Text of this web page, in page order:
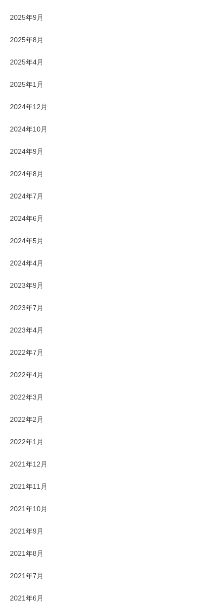
2025年9月
2025年8月
2025年4月
2025年1月
2024年12月
2024年10月
2024年9月
2024年8月
2024年7月
2024年6月
2024年5月
2024年4月
2023年9月
2023年7月
2023年4月
2022年7月
2022年4月
2022年3月
2022年2月
2022年1月
2021年12月
2021年11月
2021年10月
2021年9月
2021年8月
2021年7月
2021年6月